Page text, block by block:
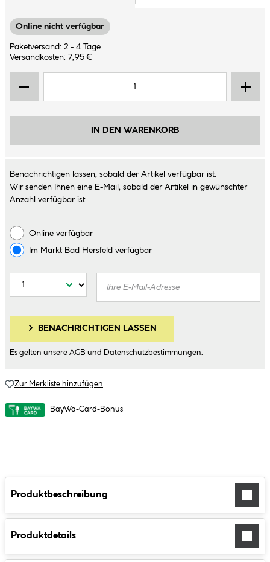
Online nicht verfügbar
Paketversand: 2 - 4 Tage
Versandkosten: 7,95 €
IN DEN WARENKORB
Benachrichtigen lassen, sobald der Artikel verfügbar ist.
Wir senden Ihnen eine E-Mail, sobald der Artikel in gewünschter
Anzahl verfügbar ist.
Online verfügbar
Im Markt Bad Hersfeld verfügbar
BENACHRICHTIGEN LASSEN
Es gelten unsere AGB und Datenschutzbestimmungen
Zur Merkliste hinzufügen
BayWa-Card-Bonus
Produktbeschreibung
Produktdetails